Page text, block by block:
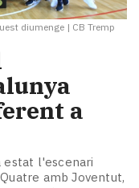
diumenge | CB Tremp
a
estat l'escenari
amb Joventut,